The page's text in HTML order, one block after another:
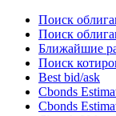
53570464
Облигации
Поиск
Поиск
Ближайшие